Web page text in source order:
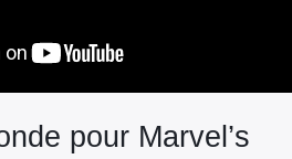
pour Marvel’s